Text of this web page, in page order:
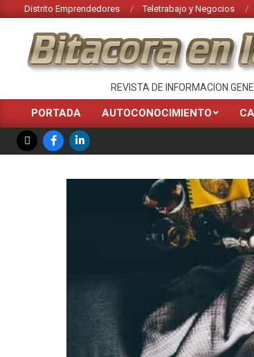
Saltar
contenido
Distrito Emprendedores Teletrabajo y Negocios
BITACORA
EN
LA
RED
REVISTA DE INFORMACION
Menú
de
navegación
PORTADA AUTOCONOCIMIENTO